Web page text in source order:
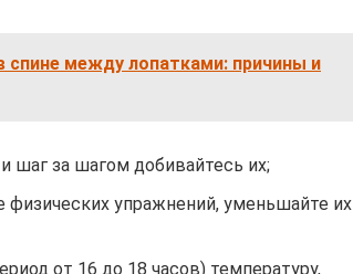
спине между лопатками: причины и
шаг за шагом добивайтесь их;
физических упражнений, уменьшайте их
от 16 до 18 часов) температуру,